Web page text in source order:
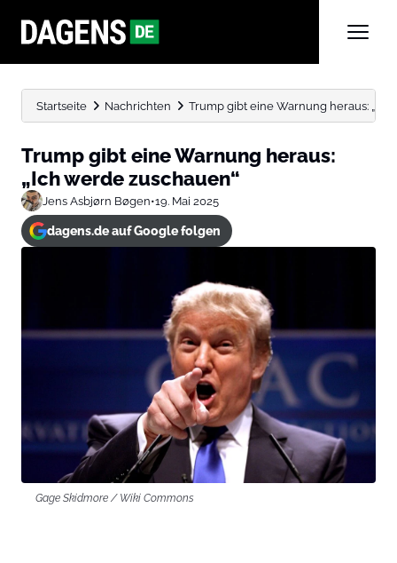
Startseite Nachrichten Trump gibt eine Warnung heraus: „Ich
Trump gibt eine Warnung heraus:
„Ich werde zuschauen“
Jens Asbjørn Bøgen•19. Mai 2025
dagens.de auf Google folgen
Gage Skidmore / Wiki Commons